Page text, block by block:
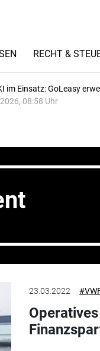
RECHT &
im Einsatz: GoLeasy
08:58 Uhr
23.03.2022